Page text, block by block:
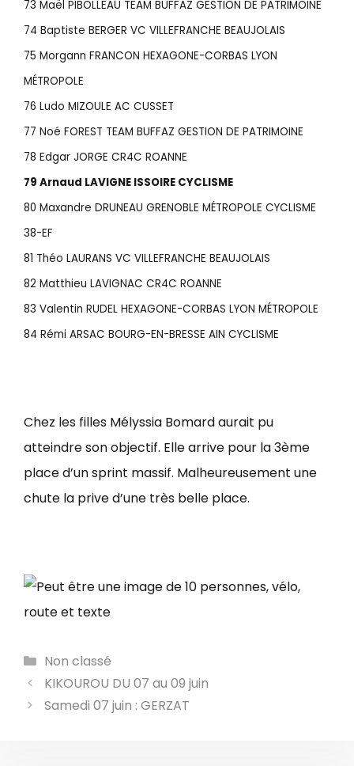
73 Maël PIBOLLEAU TEAM BUFFAZ GESTION DE PATRIMOINE
74 Baptiste BERGER VC VILLEFRANCHE BEAUJOLAIS
75 Morgann FRANCON HEXAGONE-CORBAS LYON
MÉTROPOLE
76 Ludo MIZOULE AC CUSSET
77 Noé FOREST TEAM BUFFAZ GESTION DE PATRIMOINE
78 Edgar JORGE CR4C ROANNE
79 Arnaud LAVIGNE ISSOIRE CYCLISME
80 Maxandre DRUNEAU GRENOBLE MÉTROPOLE CYCLISME
38-EF
81 Théo LAURANS VC VILLEFRANCHE BEAUJOLAIS
82 Matthieu LAVIGNAC CR4C ROANNE
83 Valentin RUDEL HEXAGONE-CORBAS LYON MÉTROPOLE
84 Rémi ARSAC BOURG-EN-BRESSE AIN CYCLISME
Chez les filles Mélyssia Bomard aurait pu
atteindre son objectif. Elle arrive pour la 3ème
place d’un sprint massif. Malheureusement une
chute la prive d’une très belle place.
Catégories
Non classé
KIKOUROU DU 07 au 09 juin
Samedi 07 juin : GERZAT